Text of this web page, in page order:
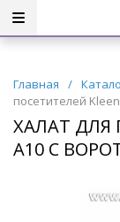
Главная /
посетителей
ХАЛАТ ДЛЯ
A10 С